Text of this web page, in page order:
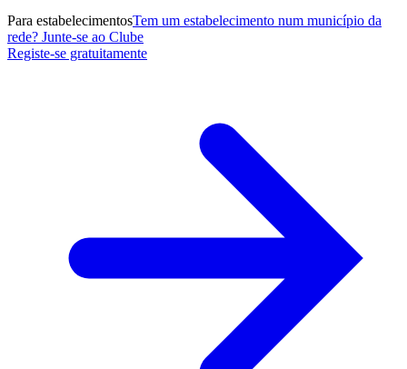
Para estabelecimentosTem um estabelecimento num município da
rede? Junte-se ao Clube
Registe-se gratuitamente